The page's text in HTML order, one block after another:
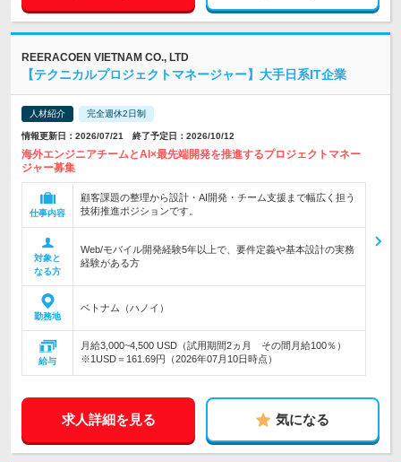
REERACOEN VIETNAM CO., LTD
【テクニカルプロジェクトマネージャー】大手日系IT企業
人材紹介 完全週休2日制
情報更新日：2026/07/21 終了予定日：2026/10/12
海外エンジニアチームとAI×最先端開発を推進するプロジェクトマネー
ジャー募集
仕事内容
顧客課題の整理から設計・AI開発・チーム支援まで幅広く担う
技術推進ポジションです。
対象と
なる方
Web/モバイル開発経験5年以上で、要件定義や基本設計の実務
経験がある方
勤務地
ベトナム（ハノイ）
給与
月給3,000~4,500 USD（試用期間2ヵ月 その間月給100％）
※1USD＝161.69円（2026年07月10日時点）
求人詳細を見る 気になる